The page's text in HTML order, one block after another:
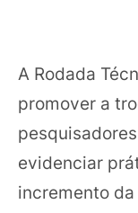
A Rodada
promover a
evidenciar
incremento